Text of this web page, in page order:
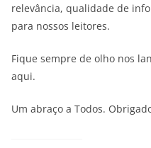
relevância, qualidade de
para nossos leitores.
Fique sempre de olho nos
aqui.
Um abraço a Todos.